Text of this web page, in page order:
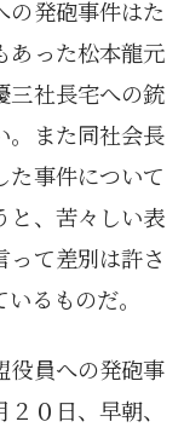
の発砲事件はた
あった松本龍元
三社長宅への銃
。また同社会長
た事件について
と、苦々しい表
て差別は許さ
るものだ。
役員への発砲事
０日、早朝、